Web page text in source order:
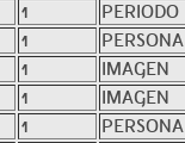
1 PERIODO
1 PERSONA
1 IMAGEN
1 IMAGEN
1 PERSONA